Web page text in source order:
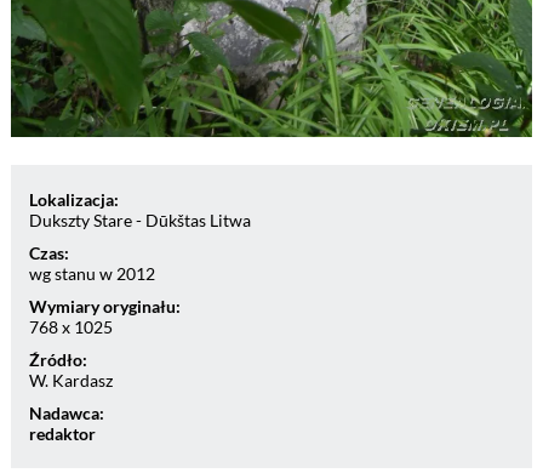
Lokalizacja:
Dukszty Stare - Dūkštas Litwa
Czas:
wg stanu w 2012
Wymiary oryginału:
768 x 1025
Źródło:
W. Kardasz
Nadawca:
redaktor